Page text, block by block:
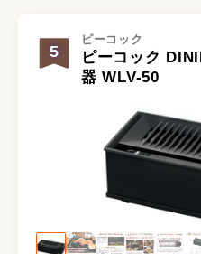
5
ピーコック
ピーコック
器 WLV-50